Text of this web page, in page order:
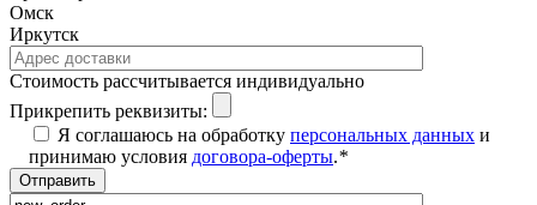
Омск
Иркутск
Cтоимость рассчитывается индивидуально
Прикрепить реквизиты:
Я соглашаюсь на обработку персональных данных и
принимаю условия договора-оферты.*